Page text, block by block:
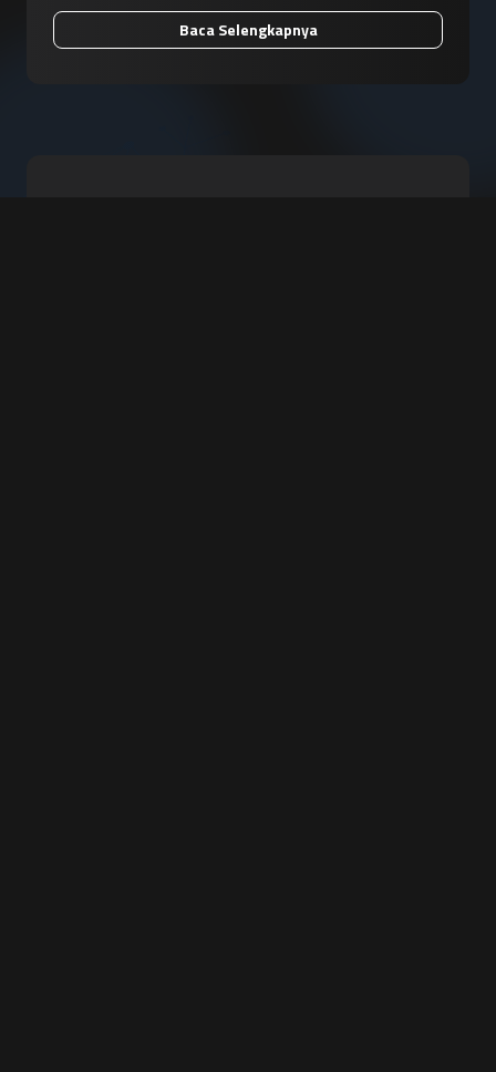
Baca Selengkapnya